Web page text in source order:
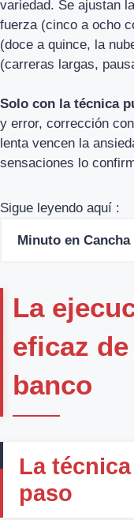
variedad. Se ajustan
fuerza (cinco a ocho
(doce a quince, la
(carreras largas,
Solo con la técnica
y error, corrección
lenta vencen la
sensaciones lo
Sigue leyendo aquí :
Minuto en Cancha
La
eficaz
banco
La
paso